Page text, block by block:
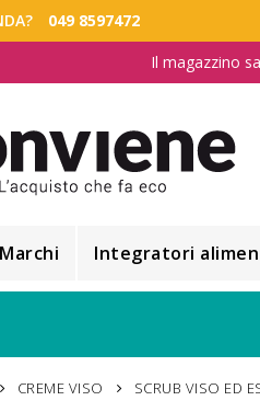
049 8597472
Il magazzino
Dietetica
Marchi Integratori
CREME VISO SCRUB VISO ED